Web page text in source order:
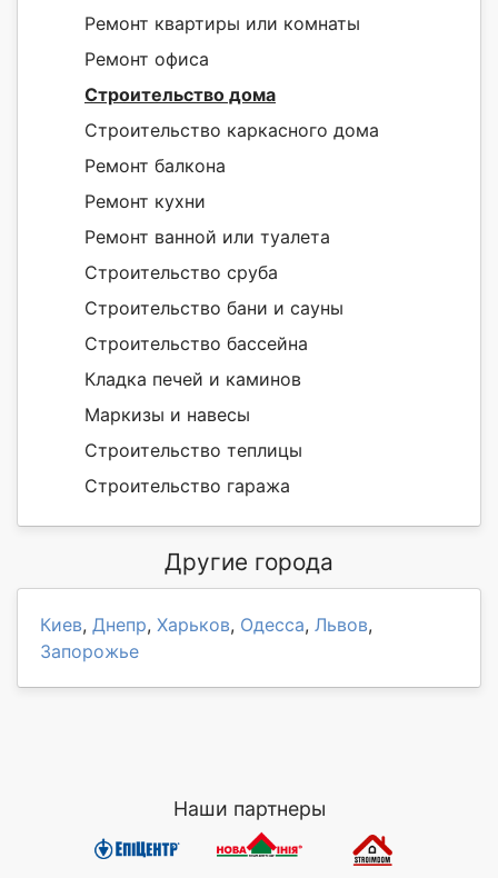
Ремонт квартиры или комнаты
Ремонт офиса
Строительство дома
Строительство каркасного дома
Ремонт балкона
Ремонт кухни
Ремонт ванной или туалета
Строительство сруба
Строительство бани и сауны
Строительство бассейна
Кладка печей и каминов
Маркизы и навесы
Строительство теплицы
Строительство гаража
Другие города
Киев, Днепр, Харьков, Одесса, Львов,
Запорожье
Наши партнеры